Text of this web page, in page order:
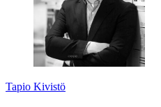
Tapio Kivistö